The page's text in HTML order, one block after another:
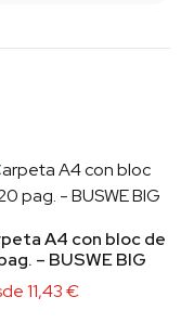
A4 con bloc de
– BUSWE BIG
11,43€